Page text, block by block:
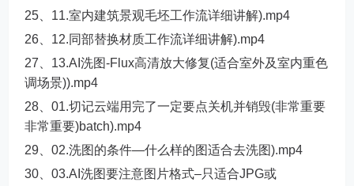
25、11.室内建筑景观毛坯工作流详细讲解).mp4
26、12.同部替换材质工作流详细讲解).mp4
27、13.AI洗图-Flux高清放大修复(适合室外及室内重色
调场景)).mp4
28、01.切记云端用完了一定要点关机并销毁(非常重要
非常重要)batch).mp4
29、02.洗图的条件—什么样的图适合去洗图).mp4
30、03.AI洗图要注意图片格式–只适合JPG或